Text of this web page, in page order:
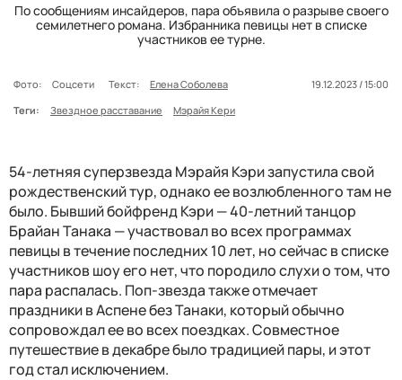
По сообщениям инсайдеров, пара объявила о разрыве своего
семилетнего романа. Избранника певицы нет в списке
участников ее турне.
Фото: Соцсети Текст: Елена Соболева
19.12.2023 / 15:00
Теги:
Звездное расставание Мэрайя Кери
54-летняя суперзвезда Мэрайя Кэри запустила свой
рождественский тур, однако ее возлюбленного там не
было. Бывший бойфренд Кэри — 40-летний танцор
Брайан Танака — участвовал во всех программах
певицы в течение последних 10 лет, но сейчас в списке
участников шоу его нет, что породило слухи о том, что
пара распалась. Поп-звезда также отмечает
праздники в Аспене без Танаки, который обычно
сопровождал ее во всех поездках. Совместное
путешествие в декабре было традицией пары, и этот
год стал исключением.